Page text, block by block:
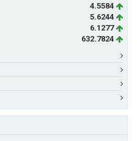
4.5584
5.6244
6.1277
632.7824